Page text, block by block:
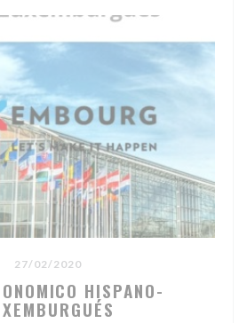
27/02/2020
HISPANO-